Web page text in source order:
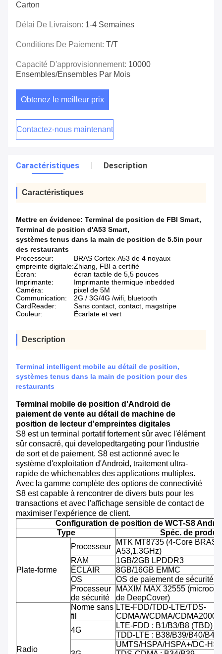
Carton
Délai De Livraison: 1-4 Semaines
Conditions De Paiement: T/T
Capacité D'approvisionnement: 10000
Ensembles/ensembles Par Mois
Obtenez le meilleur prix
Contactez-nous maintenant
Caractéristiques Description
Caractéristiques
Mettre en évidence: Terminal de position de FBI Smart,
Terminal de position d'A53 Smart,
systèmes tenus dans la main de position de 5.5in pour
des restaurants
Processeur:
BRAS Cortex-A53 de 4 noyaux
empreinte digitale:Zhiang, FBI a certifié
Écran:
écran tactile de 5,5 pouces
Imprimante:
Imprimante thermique inbedded
Caméra:
pixel de 5M
Communication:
2G / 3G/4G /wifi, bluetooth
CardReader:
Sans contact, contact, magstripe
Couleur:
Écarlate et vert
Description
Terminal intelligent mobile au détail de position,
systèmes tenus dans la main de position pour des
restaurants
Terminal mobile de position d'Android de
paiement de vente au détail de machine de
position de lecteur d'empreintes digitales
S8 est un terminal portatif fortement sûr avec l'élément
sûr consacré, qui developedtargeting pour l'industrie
de sort et de paiement. S8 est actionné avec le
système d'exploitation d'Android, traitement ultra-
rapide de whichenables des applications multiples.
Avec la gamme complète des options de connectivité
S8 est capable à rencontrer de divers buts pour les
transactions et avec l'affichage sensible de contact de
maximiser l'expérience de client.
Configuration de position de WCT-S8
Type
Spéc. de produit
Plate-forme
Processeur
MTK MT8735 (4-Core BRAS
A53,1.3GHz)
RAM
1GB/2GB LPDDR3
ÉCLAIR
8GB/16GB EMMC
OS
OS de paiement de sécurité
Processeur
de sécurité
MAXIM MAX 32555
de DeepCover)
Radio
Norme sans
fil
LTE-FDD/TDD-LTE/TDS-
CDMA/WCDMA/CDMA2000/
4G
LTE-FDD : B1/B3/B8 (TBD)
TDD-LTE : B38/B39/B40/B41
UMTS/HSPA/HSPA+/DC-